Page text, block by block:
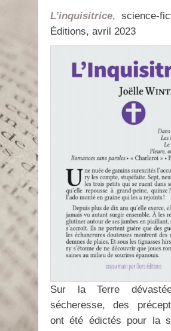
L’inquisitrice, science-
Éditions, avril 2023
Sur la Terre
sécheresse, des
ont été édictés pour la